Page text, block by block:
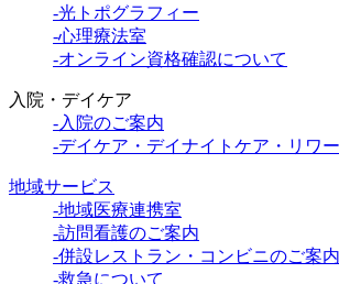
-光トポグラフィー
-心理療法室
-オンライン資格確認について
入院・デイケア
-入院のご案内
-デイケア・デイナイトケア・リワ
地域サービス
-地域医療連携室
-訪問看護のご案内
-併設レストラン・コンビニのご案内
-救急について